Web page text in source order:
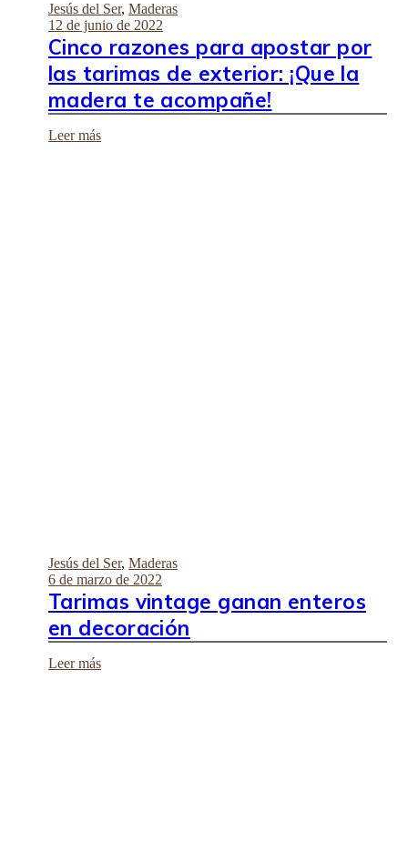
Jesús del Ser, Maderas
12 de junio de 2022
Cinco razones para apostar por
las tarimas de exterior: ¡Que la
madera te acompañe!
Leer más
Jesús del Ser, Maderas
6 de marzo de 2022
Tarimas vintage ganan enteros
en decoración
Leer más